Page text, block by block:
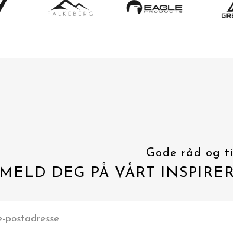
Gode råd og
MELD DEG PÅ VÅRT